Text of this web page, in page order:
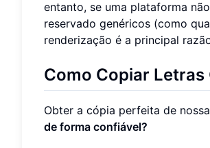
entanto, se uma plataforma
reservado genéricos (como
renderização é a principal
Como Copiar
Obter a cópia perfeita de
de forma confiável?